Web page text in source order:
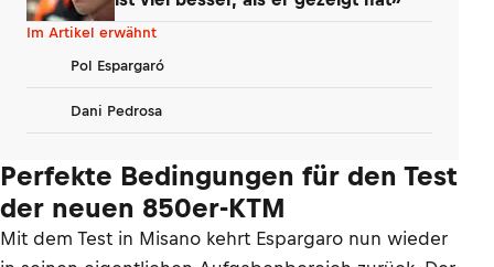
Im Artikel erwähnt
Pol Espargaró
Dani Pedrosa
Perfekte Bedingungen für den Test
der neuen 850er-KTM
Mit dem Test in Misano kehrt Espargaro nun wieder